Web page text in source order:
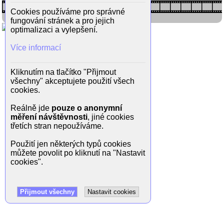
Cookies používáme pro správné
fungování stránek a pro jejich
optimalizaci a vylepšení.
Více informací
Kliknutím na tlačítko "Přijmout
všechny" akceptujete použití všech
cookies.
Reálně jde pouze o anonymní
měření návštěvnosti, jiné cookies
třetích stran nepoužíváme.
Použití jen některých typů cookies
můžete povolit po kliknutí na "Nastavit
cookies".
Přijmout všechny Nastavit cookies